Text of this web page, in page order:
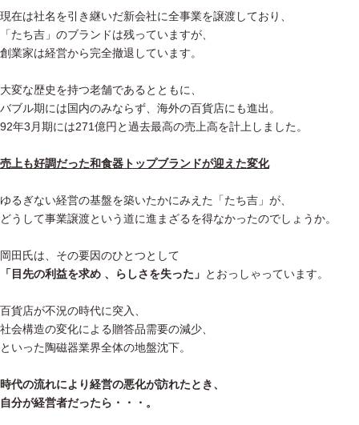
現在は社名を引き継いだ新会社に全事業を譲渡しており、
「たち吉」のブランドは残っていますが、
創業家は経営から完全撤退しています。
大変な歴史を持つ老舗であるとともに、
バブル期には国内のみならず、海外の百貨店にも進出。
92年3月期には271億円と過去最高の売上高を計上しました。
売上も好調だった和食器トップブランドが迎えた変化
ゆるぎない経営の基盤を築いたかにみえた「たち吉」が、
どうして事業譲渡という道に進まざるを得なかったのでしょうか。
岡田氏は、その要因のひとつとして
「目先の利益を求め 、らしさを失った」 とおっしゃっています。
百貨店が不況の時代に突入、
社会構造の変化による贈答品需要の減少、
といった陶磁器業界全体の地盤沈下。
時代の流れにより経営の悪化が訪れたとき、
自分が経営者だったら・・・。